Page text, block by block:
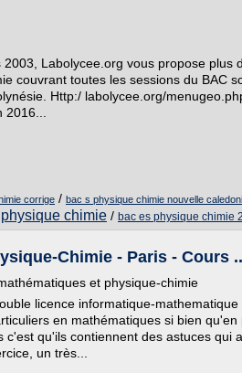
Labolycee.org vous propose plus
couvrant toutes les sessions du BAC
Http:/ labolycee.org/
corrige / bac s physique chimie nouvelle
chimie / bac es physique chimie
Chimie - Paris - Cours
et physique-chimie
licence informatique-
en mathématiques si bien qu'en
c'est qu'ils contiennent des astuces qui
un très...